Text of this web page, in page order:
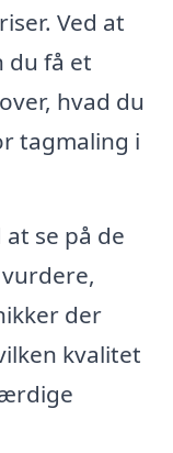
Ved at
du få et
hvad du
tagmaling i
at se på de
der
kvalitet